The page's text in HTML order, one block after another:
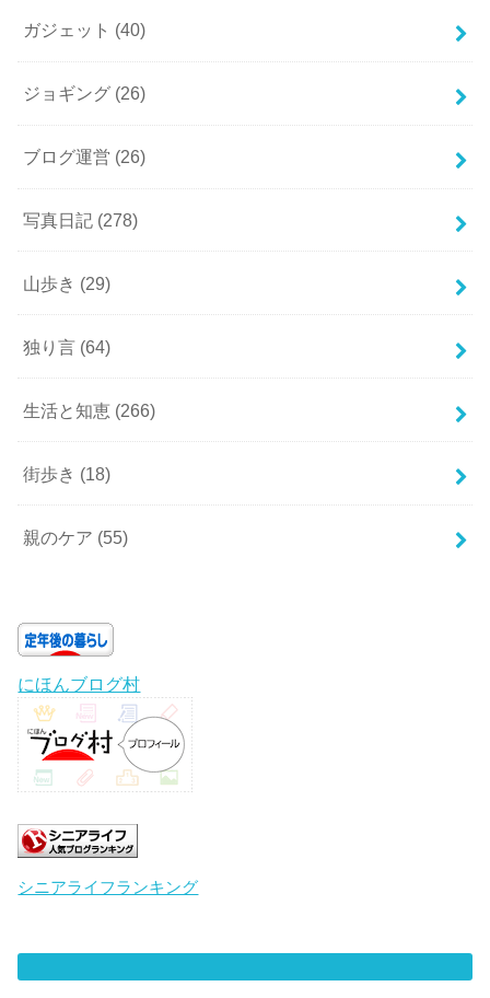
ガジェット (40)
ジョギング (26)
ブログ運営 (26)
写真日記 (278)
山歩き (29)
独り言 (64)
生活と知恵 (266)
街歩き (18)
親のケア (55)
にほんブログ村
シニアライフランキング